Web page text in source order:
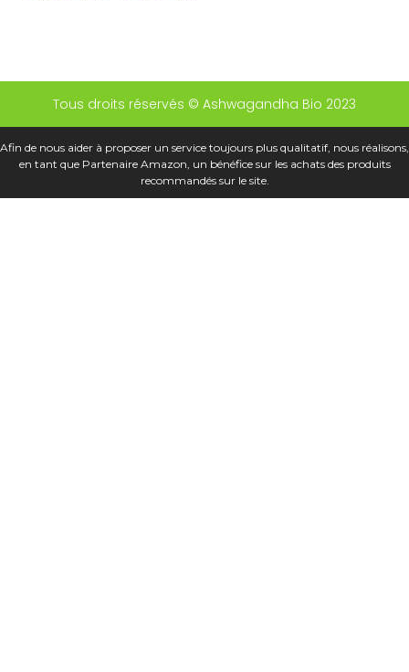
Tous droits réservés © Ashwagandha Bio 2023
Afin de nous aider à proposer un service toujours plus qualitatif, nous réalisons,
en tant que Partenaire Amazon, un bénéfice sur les achats des produits
recommandés sur le site.